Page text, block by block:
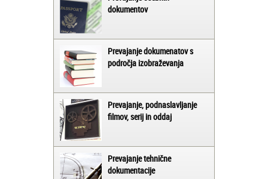
dokumentov
Prevajanje dokumenatov s
področja izobraževanja
Prevajanje, podnaslavljanje
filmov, serij in oddaj
Prevajanje tehnične
dokumentacije